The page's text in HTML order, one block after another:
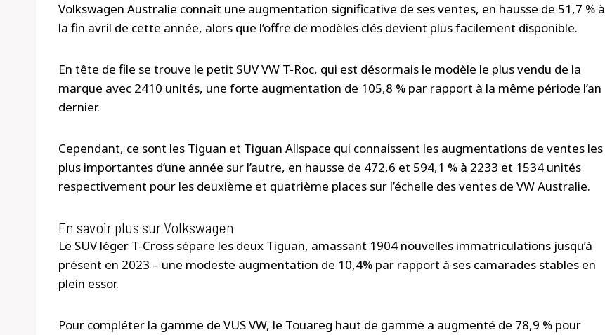
Volkswagen Australie connaît une augmentation significative de ses ventes, en hausse de 51,7 % à
la fin avril de cette année, alors que l’offre de modèles clés devient plus facilement disponible.
En tête de file se trouve le petit SUV VW T-Roc, qui est désormais le modèle le plus vendu de la
marque avec 2410 unités, une forte augmentation de 105,8 % par rapport à la même période l’an
dernier.
Cependant, ce sont les Tiguan et Tiguan Allspace qui connaissent les augmentations de ventes les
plus importantes d’une année sur l’autre, en hausse de 472,6 et 594,1 % à 2233 et 1534 unités
respectivement pour les deuxième et quatrième places sur l’échelle des ventes de VW Australie.
En savoir plus sur Volkswagen
Le SUV léger T-Cross sépare les deux Tiguan, amassant 1904 nouvelles immatriculations jusqu’à
présent en 2023 – une modeste augmentation de 10,4% par rapport à ses camarades stables en
plein essor.
Pour compléter la gamme de VUS VW, le Touareg haut de gamme a augmenté de 78,9 % pour